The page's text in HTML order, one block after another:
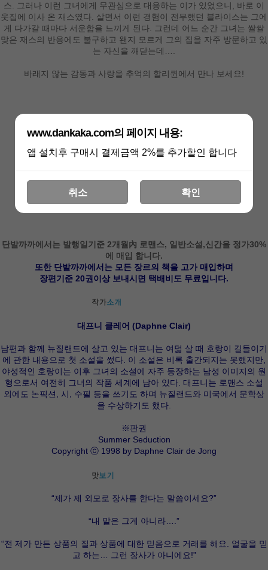
스. 그러나 이런 그녀에게 무관심으로 대응하는 이가 있었으니, 바로 이
웃집에 이사 온 재스였다. 살면서 이런 경험이 전무했던 블라이스는 그에
게 다가갈 때마다 서운함을 느끼게 된다. 그런데 어느 순간 그녀는 쌀쌀
맞은 재스의 반응에도 불구하고 왠지 모르게 그의 집을 자주 방문하고 있
는 자신을 깨닫는데….
바래지 않는 감동과 사랑을 추억의 할리퀸에서 만나 보세요!
단발까까에서는 발행일기준 2개월內 로맨스, 일반소설,신간을 정가30%
에 매입 합니다.
또한 단발까까에서는 모든 장르의 책을 고가 매입하며
장편기준 20권이상 보내시면 택배비도 무료입니다.
대프니 클레어 (Daphne Clair)
남편과 함께 뉴질랜드에 살고 있는 대프니는 여덟 살 때 호랑이 길들이기
에 관한 내용으로 첫 소설을 썼다. 이 소설은 비록 출간되지는 못했지만,
야성적인 호랑이는 이후 그녀의 소설에 자주 등장하는 남성 이미지의 원
형으로서 여전히 그녀의 작품 세계에 남아 있다. 대프니는 로맨스 소설
외에도 논픽션, 시, 수필 등을 쓰기도 하며 뉴질랜드와 미국에서 문학상
을 수상하기도 했다.
※판권
Summer Seduction
Copyright ⓒ 1998 by Daphne Clair de Jong
“제가 제 외모로 장사를 한다는 말씀이세요?”
“내 말은 그게 아니라….”
“전 제가 만든 상품의 질과 상품에 대한 믿음으로 거래를 해요. 얼굴을 믿
고 하는… 그런 장사가 아니에요!”
www.dankaka.com의 페이지 내용:
앱 설치후 구매시 결제금액 2%를 추가할인 합니다
취소 확인